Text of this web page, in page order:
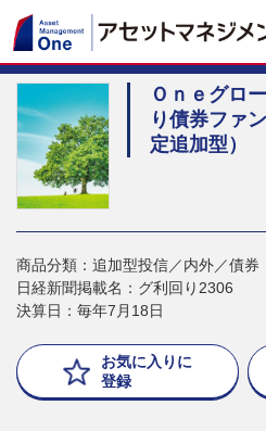
Ｏｎｅグロ
り債券ファ
定追加型）
商品分類：追加型投信／内外／債券
日経新聞掲載名：グ利回り2306
決算日：毎年7月18日
お気に入りに
登録